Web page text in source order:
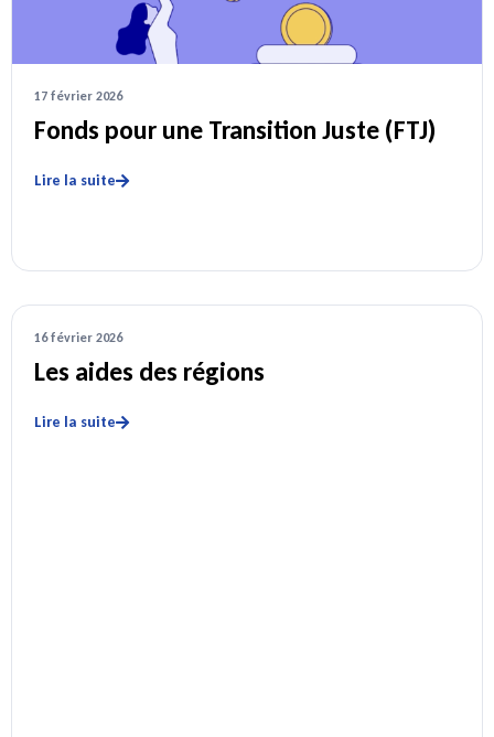
17 février 2026
Fonds pour une Transition Juste (FTJ)
Lire la suite
16 février 2026
Les aides des régions
Lire la suite